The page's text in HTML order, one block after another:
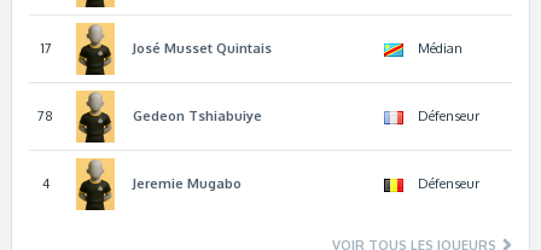
17 José Musset Quintais Médian
78 Gedeon Tshiabuiye Défenseur
4 Jeremie Mugabo Défenseur
VOIR TOUS LES JOUEURS